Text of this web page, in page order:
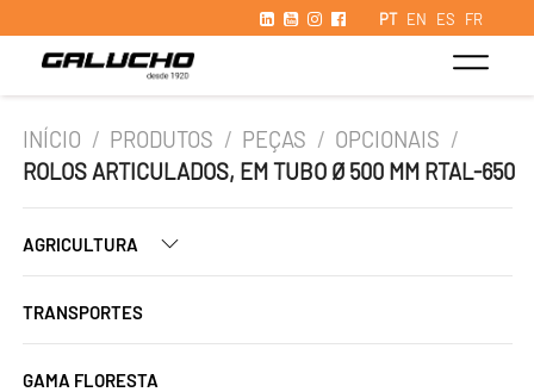
PT EN ES FR
INÍCIO / PRODUTOS / PEÇAS / OPCIONAIS /
ROLOS ARTICULADOS, EM TUBO Ø 500 MM RTAL-650
AGRICULTURA
TRANSPORTES
GAMA FLORESTA